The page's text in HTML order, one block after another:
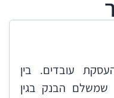
עובדים. בין
שמשלם הבנק בגין